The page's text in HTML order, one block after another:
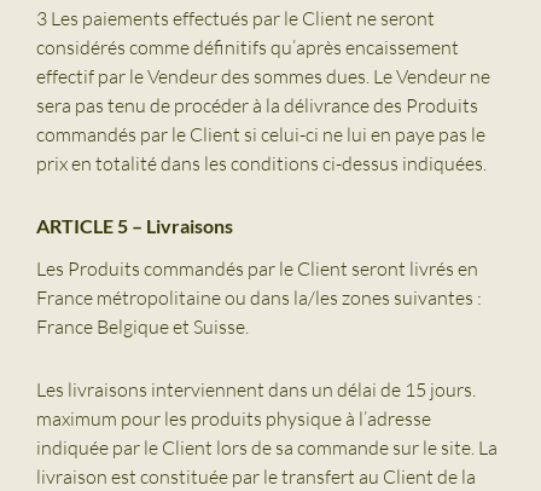
3 Les paiements effectués par le Client ne seront
considérés comme définitifs qu’après encaissement
effectif par le Vendeur des sommes dues. Le Vendeur ne
sera pas tenu de procéder à la délivrance des Produits
commandés par le Client si celui-ci ne lui en paye pas le
prix en totalité dans les conditions ci-dessus indiquées.
ARTICLE 5 – Livraisons
Les Produits commandés par le Client seront livrés en
France métropolitaine ou dans la/les zones suivantes :
France Belgique et Suisse.
Les livraisons interviennent dans un délai de 15 jours.
maximum pour les produits physique à l’adresse
indiquée par le Client lors de sa commande sur le site. La
livraison est constituée par le transfert au Client de la